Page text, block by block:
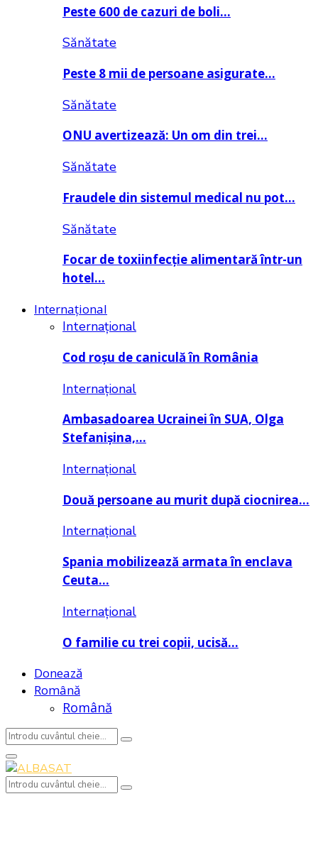
Peste 600 de cazuri de boli…
Sănătate
Peste 8 mii de persoane asigurate…
Sănătate
ONU avertizează: Un om din trei…
Sănătate
Fraudele din sistemul medical nu pot…
Sănătate
Focar de toxiinfecție alimentară într-un
hotel…
Internațional
Internațional
Cod roșu de caniculă în România
Internațional
Ambasadoarea Ucrainei în SUA, Olga
Stefanișina,…
Internațional
Două persoane au murit după ciocnirea…
Internațional
Spania mobilizează armata în enclava
Ceuta…
Internațional
O familie cu trei copii, ucisă…
Donează
Română
Română
Search
for:
Search
Primary
Menu
Search
Search